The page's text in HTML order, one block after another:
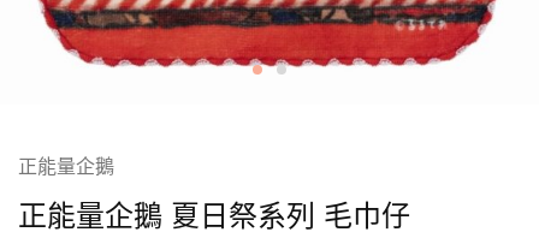
正能量企鵝
正能量企鵝 夏日祭系列 毛巾仔